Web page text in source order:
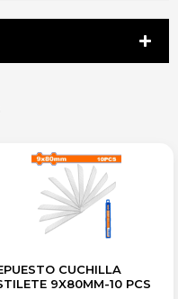
CUCHILLA
9X80MM-10 PCS